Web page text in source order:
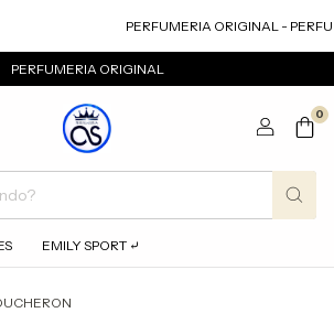
PERFUMERIA ORIGINAL -
PERFUMERIA ORIGINAL
0
EMILY SPORT ⤶